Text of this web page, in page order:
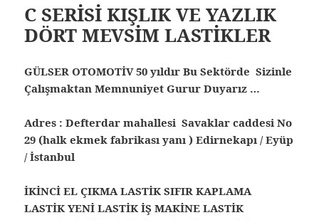
C SERİSİ KIŞLIK VE YAZLIK
DÖRT MEVSİM LASTİKLER
GÜLSER OTOMOTİV 50 yıldır Bu Sektörde Sizinle
Çalışmaktan Memnuniyet Gurur Duyarız …
Adres : Defterdar mahallesi Savaklar caddesi No
29 (halk ekmek fabrikası yanı ) Edirnekapı / Eyüp
/ İstanbul
İKİNCİ EL ÇIKMA LASTİK SIFIR KAPLAMA
LASTİK YENİ LASTİK İŞ MAKİNE LASTİK